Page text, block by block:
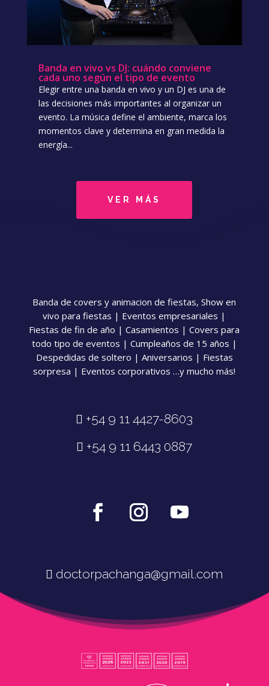
Banda en vivo vs DJ: cuándo conviene
cada uno según el tipo de evento
Elegir entre una banda en vivo y un DJ es una de
las decisiones más importantes al organizar un
evento. La música define el ambiente, marca los
momentos clave y determina en gran medida la
energía...
VER MÁS
Banda de covers y animacion de fiestas, Show en
vivo para fiestas | Eventos empresariales |
Fiestas de fin de año | Casamientos | Covers para
todo tipo de eventos | Cumpleaños de 15 años |
Despedidas de soltero | Aniversarios | Fiestas
sorpresa | Eventos corporativos …y mucho más!
+54 9 11 4427-8603
+54 9 11 6443 0887
doctorpachanga@gmail.com